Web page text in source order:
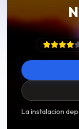
La instalacion